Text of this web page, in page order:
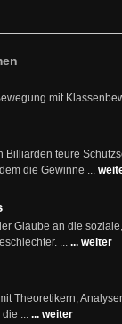
mit
Billiarden teure
die Gewinne ...
Glaube an die
... ... weiter
Theoretikern,
... ... weiter